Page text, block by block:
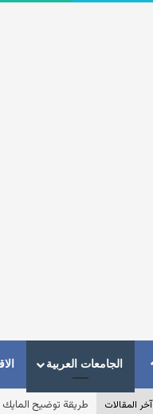
الرئيسيةالجامعات العربية
آخر المقالات طريقة توضيح